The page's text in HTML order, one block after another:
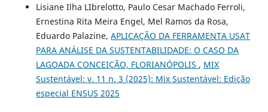
Lisiane Ilha LIbrelotto, Paulo Cesar Machado Ferroli,
Ernestina Rita Meira Engel, Mel Ramos da Rosa,
Eduardo Palazine, APLICAÇÃO DA FERRAMENTA USAT
PARA ANÁLISE DA SUSTENTABILIDADE: O CASO DA
LAGOADA CONCEIÇÃO, FLORIANÓPOLIS , MIX
Sustentável: v. 11 n. 3 (2025): Mix Sustentável: Edição
especial ENSUS 2025